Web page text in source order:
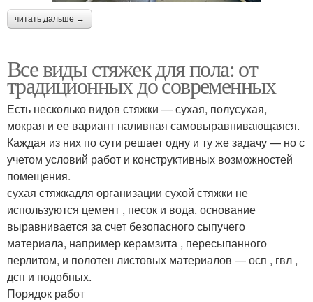
читать дальше →
Все виды стяжек для пола: от
традиционных до современных
Есть несколько видов стяжки — сухая, полусухая,
мокрая и ее вариант наливная самовыравнивающаяся.
Каждая из них по сути решает одну и ту же задачу — но с
учетом условий работ и конструктивных возможностей
помещения.
сухая стяжкадля организации сухой стяжки не
используются цемент , песок и вода. основание
выравнивается за счет безопасного сыпучего
материала, например керамзита , пересыпанного
перлитом, и полотен листовых материалов — осп , гвл ,
дсп и подобных.
Порядок работ